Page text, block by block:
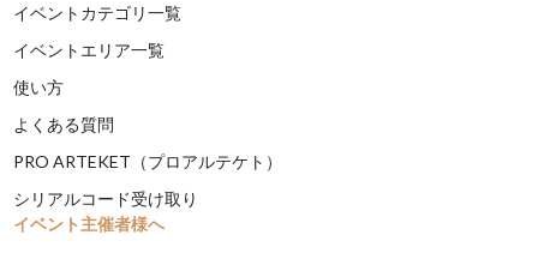
イベントカテゴリ一覧
イベントエリア一覧
使い方
よくある質問
PRO ARTEKET（プロアルテケト）
シリアルコード受け取り
イベント主催者様へ